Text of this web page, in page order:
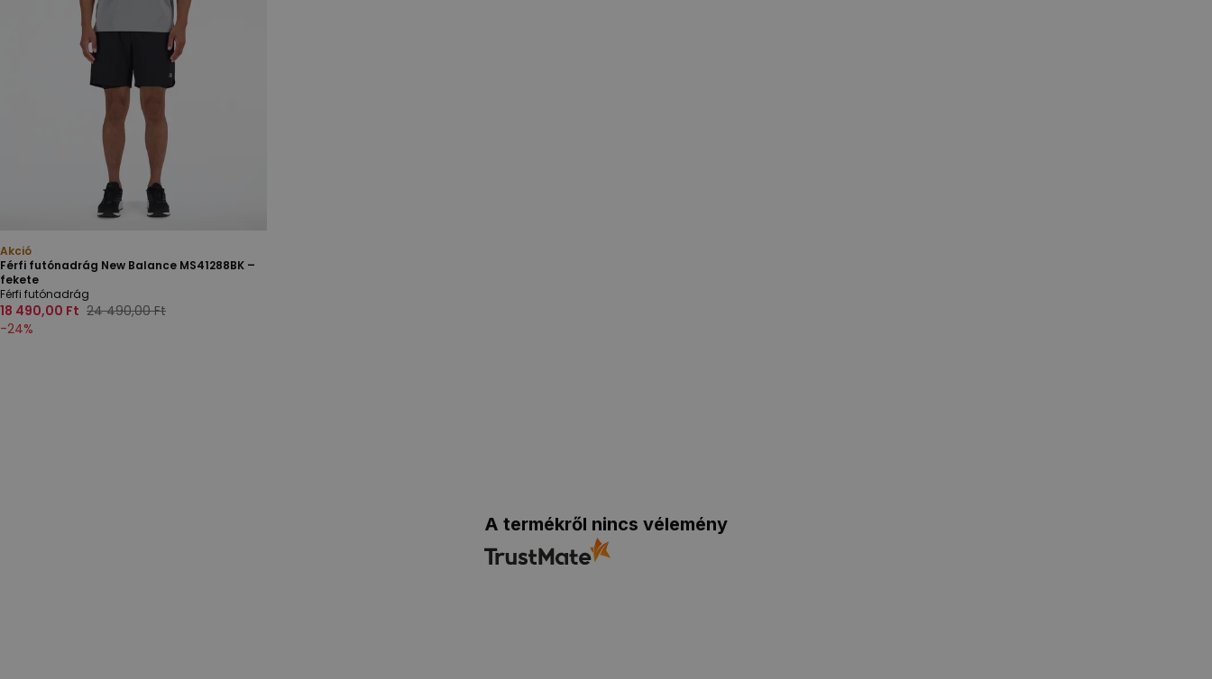
Akció
Férfi futónadrág New Balance MS41288BK –
fekete
Férfi futónadrág
18 490,00 Ft 24 490,00 Ft
-24%
A termékről nincs vélemény